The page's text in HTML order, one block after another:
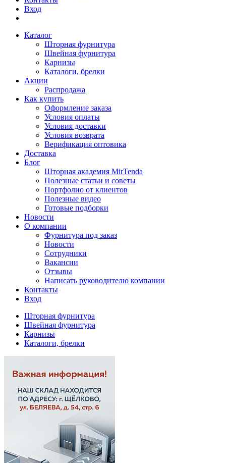
Вход
Каталог
Шторная фурнитура
Швейная фурнитура
Карнизы
Каталоги, брелки
Акции
Распродажа
Как купить
Оформление заказа
Условия оплаты
Условия доставки
Условия возврата
Верификация оптовика
Доставка
Блог
Шторная академия MirTenda
Полезные статьи и советы
Портфолио от клиентов
Полезные видео
Готовые подборки
Новости
О компании
Фурнитура под заказ
Новости
Сотрудники
Вакансии
Отзывы
Написать руководителю компании
Контакты
Вход
Шторная фурнитура
Швейная фурнитура
Карнизы
Каталоги, брелки